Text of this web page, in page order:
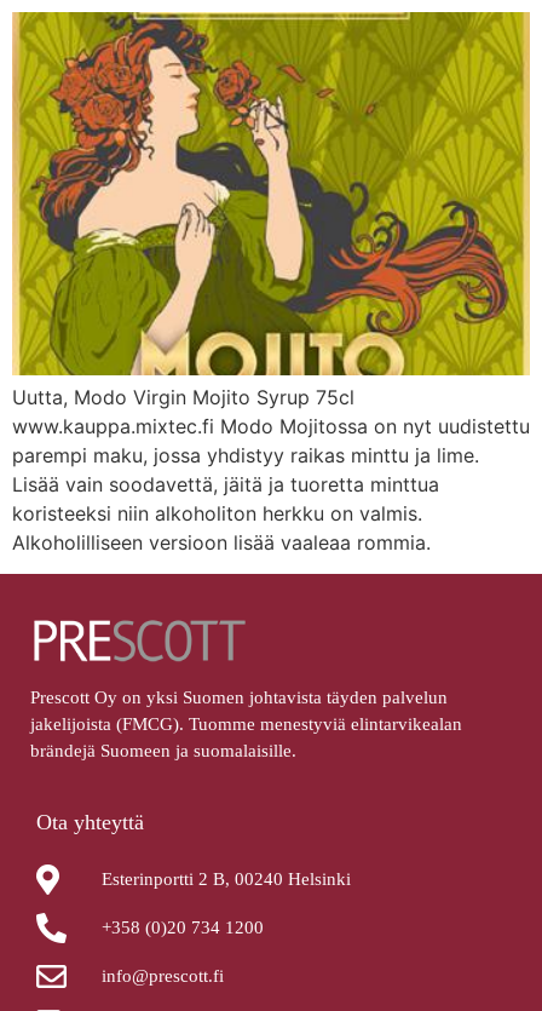
Uutta, Modo Virgin Mojito Syrup 75cl
www.kauppa.mixtec.fi Modo Mojitossa on nyt uudistettu
parempi maku, jossa yhdistyy raikas minttu ja lime.
Lisää vain soodavettä, jäitä ja tuoretta minttua
koristeeksi niin alkoholiton herkku on valmis.
Alkoholilliseen versioon lisää vaaleaa rommia.
Prescott Oy on yksi Suomen johtavista täyden palvelun
jakelijoista (FMCG). Tuomme menestyviä elintarvikealan
brändejä Suomeen ja suomalaisille.
Ota yhteyttä
Esterinportti 2 B, 00240 Helsinki
+358 (0)20 734 1200
info@prescott.fi